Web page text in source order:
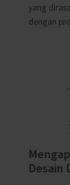
yang
dengan
Desain